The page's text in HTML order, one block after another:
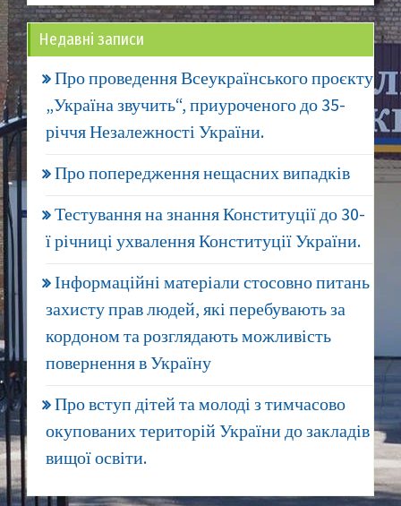
Недавні записи
Про проведення Всеукраїнського проєкту
„Україна звучить“, приуроченого до 35-
річчя Незалежності України.
Про попередження нещасних випадків
Тестування на знання Конституції до 30-
ї річниці ухвалення Конституції України.
Інформаційні матеріали стосовно питань
захисту прав людей, які перебувають за
кордоном та розглядають можливість
повернення в Україну
Про вступ дітей та молоді з тимчасово
окупованих територій України до закладів
вищої освіти.